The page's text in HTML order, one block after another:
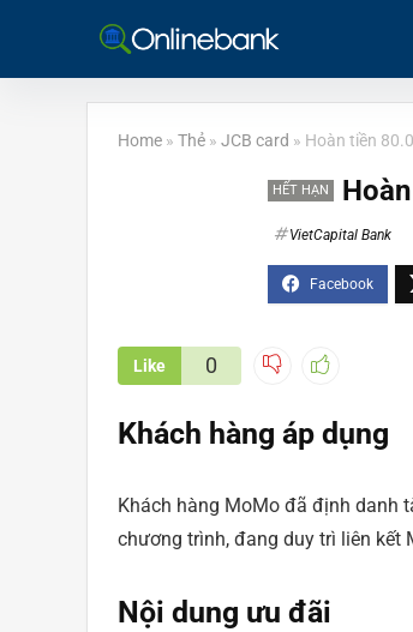
Home » Thẻ » JCB card » Hoàn tiền
HẾT HẠN
VietCapital Bank
Like 0
Khách hàng áp dụng
Khách hàng MoMo đã định danh
chương trình, đang duy trì liên kết
Nội dung ưu đãi